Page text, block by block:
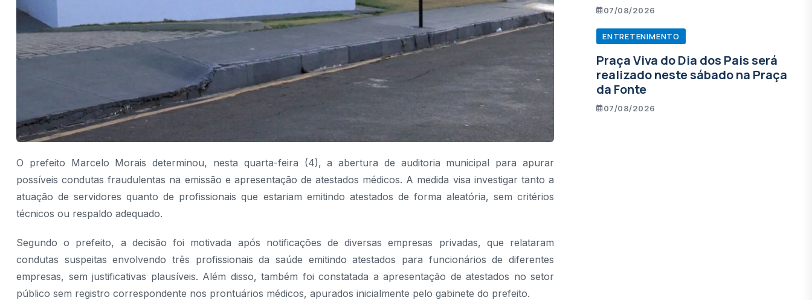
O prefeito Marcelo Morais determinou, nesta quarta-feira (4), a abertura de auditoria municipal para apurar
possíveis condutas fraudulentas na emissão e apresentação de atestados médicos. A medida visa investigar tanto a
atuação de servidores quanto de profissionais que estariam emitindo atestados de forma aleatória, sem critérios
técnicos ou respaldo adequado.
Segundo o prefeito, a decisão foi motivada após notificações de diversas empresas privadas, que relataram
condutas suspeitas envolvendo três profissionais da saúde emitindo atestados para funcionários de diferentes
empresas, sem justificativas plausíveis. Além disso, também foi constatada a apresentação de atestados no setor
público sem registro correspondente nos prontuários médicos, apurados inicialmente pelo gabinete do prefeito.
07/08/2026
ENTRETENIMENTO
Praça Viva do Dia dos Pais será
realizado neste sábado na Praça
da Fonte
07/08/2026